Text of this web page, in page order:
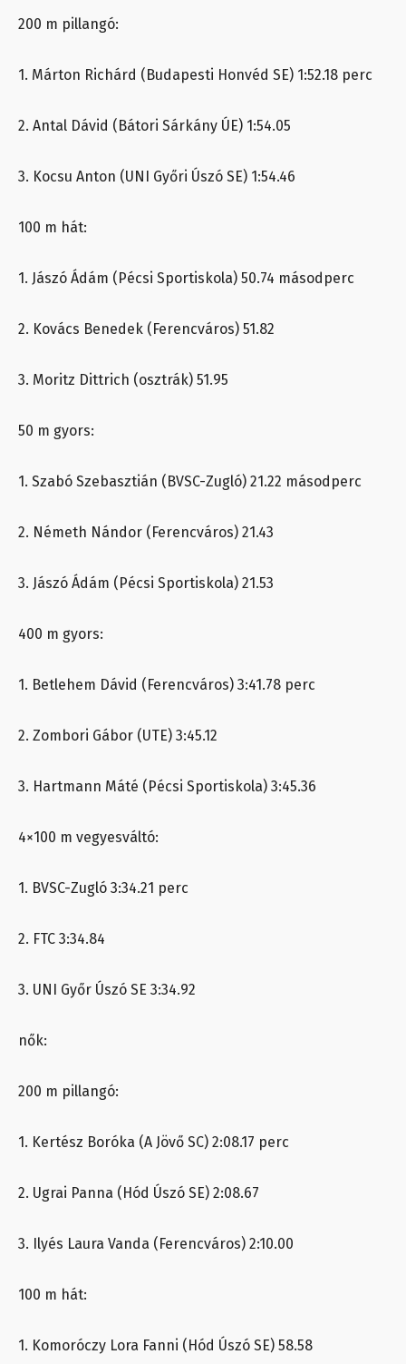
200 m pillangó:
1. Márton Richárd (Budapesti Honvéd SE) 1:52.18 perc
2. Antal Dávid (Bátori Sárkány ÚE) 1:54.05
3. Kocsu Anton (UNI Győri Úszó SE) 1:54.46
100 m hát:
1. Jászó Ádám (Pécsi Sportiskola) 50.74 másodperc
2. Kovács Benedek (Ferencváros) 51.82
3. Moritz Dittrich (osztrák) 51.95
50 m gyors:
1. Szabó Szebasztián (BVSC-Zugló) 21.22 másodperc
2. Németh Nándor (Ferencváros) 21.43
3. Jászó Ádám (Pécsi Sportiskola) 21.53
400 m gyors:
1. Betlehem Dávid (Ferencváros) 3:41.78 perc
2. Zombori Gábor (UTE) 3:45.12
3. Hartmann Máté (Pécsi Sportiskola) 3:45.36
4×100 m vegyesváltó:
1. BVSC-Zugló 3:34.21 perc
2. FTC 3:34.84
3. UNI Győr Úszó SE 3:34.92
nők:
200 m pillangó:
1. Kertész Boróka (A Jövő SC) 2:08.17 perc
2. Ugrai Panna (Hód Úszó SE) 2:08.67
3. Ilyés Laura Vanda (Ferencváros) 2:10.00
100 m hát:
1. Komoróczy Lora Fanni (Hód Úszó SE) 58.58